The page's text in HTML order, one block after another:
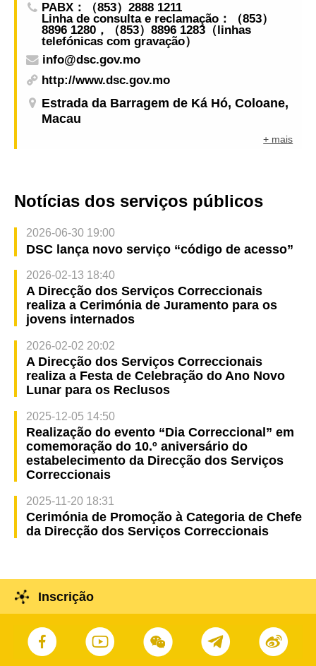
de MaioPABX：（853）2888 1211
Linha de consulta e reclamação：（853）
8896 1280，（853）8896 1283（linhas
telefónicas com gravação）
info@dsc.gov.mo
http://www.dsc.gov.mo
Estrada da Barragem de Ká Hó, Coloane,
Macau
+ mais
Notícias dos serviços públicos
2026-06-30 19:00
DSC lança novo serviço “código de acesso”
2026-02-13 18:40
A Direcção dos Serviços Correccionais
realiza a Cerimónia de Juramento para os
jovens internados
2026-02-02 20:02
A Direcção dos Serviços Correccionais
realiza a Festa de Celebração do Ano Novo
Lunar para os Reclusos
2025-12-05 14:50
Realização do evento “Dia Correccional” em
comemoração do 10.º aniversário do
estabelecimento da Direcção dos Serviços
Correccionais
2025-11-20 18:31
Cerimónia de Promoção à Categoria de Chefe
da Direcção dos Serviços Correccionais
Inscrição